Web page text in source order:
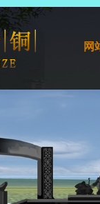
网